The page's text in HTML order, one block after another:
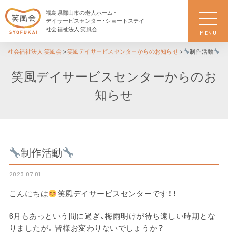
福島県郡山市の老人ホーム・
デイサービスセンター・ショートステイ
社会福祉法人 笑風会
MENU
社会福祉法人 笑風会 > 笑風デイサービスセンターからのお知らせ > 制作活動
笑風デイサービスセンターからのお
知らせ
制作活動
2023.07.01
こんにちは 笑風デイサービスセンターです！！
6月もあっという間に過ぎ、梅雨明けが待ち遠しい時期とな
りましたが。皆様お変わりないでしょうか？